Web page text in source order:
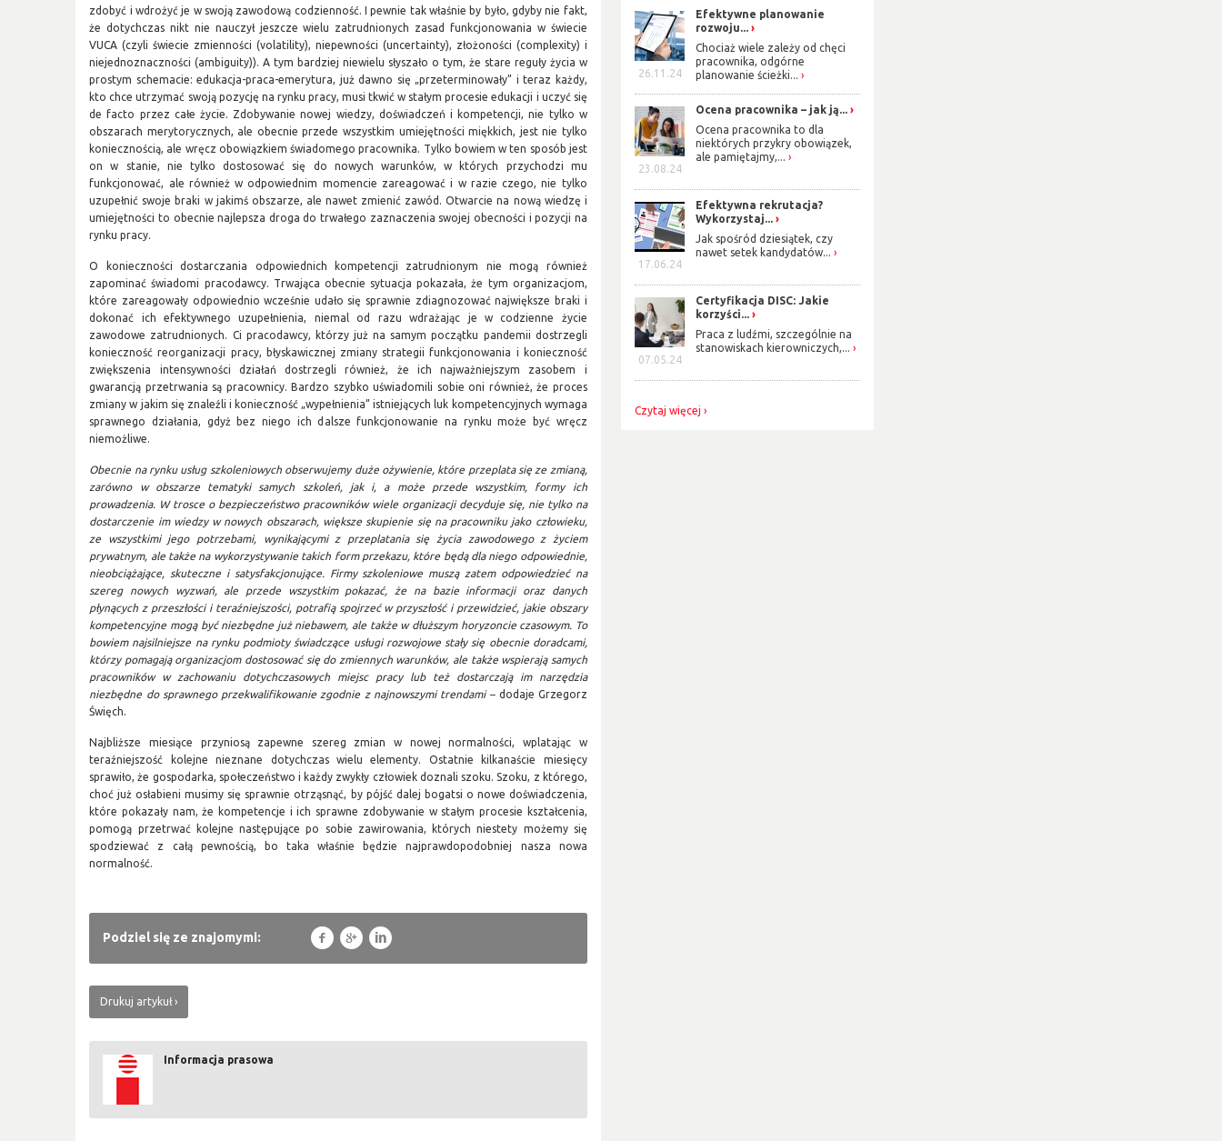
zdobyć i wdrożyć je w swoją zawodową codzienność. I pewnie tak właśnie by było, gdyby nie fakt,
że dotychczas nikt nie nauczył jeszcze wielu zatrudnionych zasad funkcjonowania w świecie
VUCA (czyli świecie zmienności (volatility), niepewności (uncertainty), złożoności (complexity) i
niejednoznaczności (ambiguity)). A tym bardziej niewielu słyszało o tym, że stare reguły życia w
prostym schemacie: edukacja-praca-emerytura, już dawno się „przeterminowały” i teraz każdy,
kto chce utrzymać swoją pozycję na rynku pracy, musi tkwić w stałym procesie edukacji i uczyć się
de facto przez całe życie. Zdobywanie nowej wiedzy, doświadczeń i kompetencji, nie tylko w
obszarach merytorycznych, ale obecnie przede wszystkim umiejętności miękkich, jest nie tylko
koniecznością, ale wręcz obowiązkiem świadomego pracownika. Tylko bowiem w ten sposób jest
on w stanie, nie tylko dostosować się do nowych warunków, w których przychodzi mu
funkcjonować, ale również w odpowiednim momencie zareagować i w razie czego, nie tylko
uzupełnić swoje braki w jakimś obszarze, ale nawet zmienić zawód. Otwarcie na nową wiedzę i
umiejętności to obecnie najlepsza droga do trwałego zaznaczenia swojej obecności i pozycji na
rynku pracy.
O konieczności dostarczania odpowiednich kompetencji zatrudnionym nie mogą również
zapominać świadomi pracodawcy. Trwająca obecnie sytuacja pokazała, że tym organizacjom,
które zareagowały odpowiednio wcześnie udało się sprawnie zdiagnozować największe braki i
dokonać ich efektywnego uzupełnienia, niemal od razu wdrażając je w codzienne życie
zawodowe zatrudnionych. Ci pracodawcy, którzy już na samym początku pandemii dostrzegli
konieczność reorganizacji pracy, błyskawicznej zmiany strategii funkcjonowania i konieczność
zwiększenia intensywności działań dostrzegli również, że ich najważniejszym zasobem i
gwarancją przetrwania są pracownicy. Bardzo szybko uświadomili sobie oni również, że proces
zmiany w jakim się znaleźli i konieczność „wypełnienia” istniejących luk kompetencyjnych wymaga
sprawnego działania, gdyż bez niego ich dalsze funkcjonowanie na rynku może być wręcz
niemożliwe.
Obecnie na rynku usług szkoleniowych obserwujemy duże ożywienie, które przeplata się ze zmianą,
zarówno w obszarze tematyki samych szkoleń, jak i, a może przede wszystkim, formy ich
prowadzenia. W trosce o bezpieczeństwo pracowników wiele organizacji decyduje się, nie tylko na
dostarczenie im wiedzy w nowych obszarach, większe skupienie się na pracowniku jako człowieku,
ze wszystkimi jego potrzebami, wynikającymi z przeplatania się życia zawodowego z życiem
prywatnym, ale także na wykorzystywanie takich form przekazu, które będą dla niego odpowiednie,
nieobciążające, skuteczne i satysfakcjonujące. Firmy szkoleniowe muszą zatem odpowiedzieć na
szereg nowych wyzwań, ale przede wszystkim pokazać, że na bazie informacji oraz danych
płynących z przeszłości i teraźniejszości, potrafią spojrzeć w przyszłość i przewidzieć, jakie obszary
kompetencyjne mogą być niezbędne już niebawem, ale także w dłuższym horyzoncie czasowym. To
bowiem najsilniejsze na rynku podmioty świadczące usługi rozwojowe stały się obecnie doradcami,
którzy pomagają organizacjom dostosować się do zmiennych warunków, ale także wspierają samych
pracowników w zachowaniu dotychczasowych miejsc pracy lub też dostarczają im narzędzia
niezbędne do sprawnego przekwalifikowanie zgodnie z najnowszymi trendami –dodaje Grzegorz
Święch.
Najbliższe miesiące przyniosą zapewne szereg zmian w nowej normalności, wplatając w
teraźniejszość kolejne nieznane dotychczas wielu elementy. Ostatnie kilkanaście miesięcy
sprawiło, że gospodarka, społeczeństwo i każdy zwykły człowiek doznali szoku. Szoku, z którego,
choć już osłabieni musimy się sprawnie otrząsnąć, by pójść dalej bogatsi o nowe doświadczenia,
które pokazały nam, że kompetencje i ich sprawne zdobywanie w stałym procesie kształcenia,
pomogą przetrwać kolejne następujące po sobie zawirowania, których niestety możemy się
spodziewać z całą pewnością, bo taka właśnie będzie najprawdopodobniej nasza nowa
normalność.
Podziel się ze znajomymi: f g l
Drukuj artykuł
Informacja prasowa
26.11.24
Efektywne planowanie
rozwoju...
Chociaż wiele zależy od chęci
pracownika, odgórne
planowanie ścieżki...
23.08.24
Ocena pracownika – jak ją...
Ocena pracownika to dla
niektórych przykry obowiązek,
ale pamiętajmy,...
17.06.24
Efektywna rekrutacja?
Wykorzystaj...
Jak spośród dziesiątek, czy
nawet setek kandydatów...
07.05.24
Certyfikacja DISC: Jakie
korzyści...
Praca z ludźmi, szczególnie na
stanowiskach kierowniczych,...
Czytaj więcej